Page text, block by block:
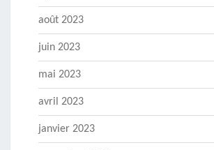
août 2023
juin 2023
mai 2023
avril 2023
janvier 2023